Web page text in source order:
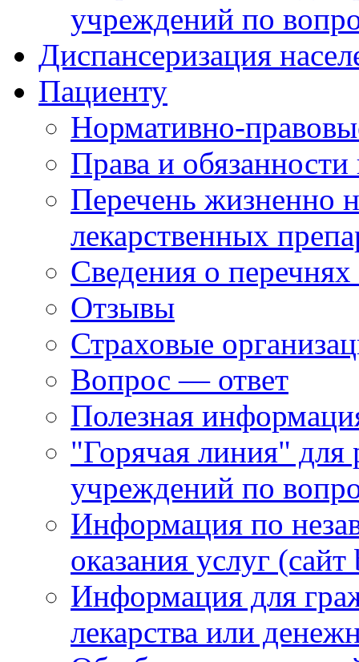
учреждений по
Диспансеризация
Пациенту
Нормативно-
Права и
Перечень жизненно
лекарственных
Сведения о
Отзывы
Страховые
Вопрос — ответ
Полезная
"Горячая линия"
учреждений по
Информация по
оказания услуг
Информация для
лекарства или